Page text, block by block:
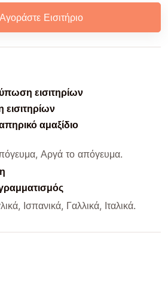
Αγοράστε Εισιτήριο
εισιτηρίων
αμαξίδιο
, Αργά το απόγευμα.
, Ισπανικά, Γαλλικά, Ιταλικά.